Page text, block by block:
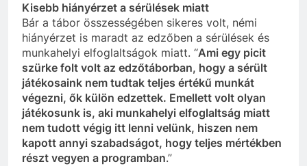
Kisebb hiányérzet a sérülések miatt
Bár a tábor összességében sikeres volt, némi
hiányérzet is maradt az edzőben a sérülések és
munkahelyi elfoglaltságok miatt. “Ami egy picit
szürke folt volt az edzőtáborban, hogy a sérült
játékosaink nem tudtak teljes értékű munkát
végezni, ők külön edzettek. Emellett volt olyan
játékosunk is, aki munkahelyi elfoglaltság miatt
nem tudott végig itt lenni velünk, hiszen nem
kapott annyi szabadságot, hogy teljes mértékben
részt vegyen a programban.”